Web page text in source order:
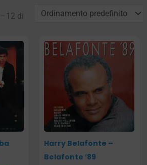
di
Harry Belafonte –
Belafonte ’89
PaginaPagina Pagina